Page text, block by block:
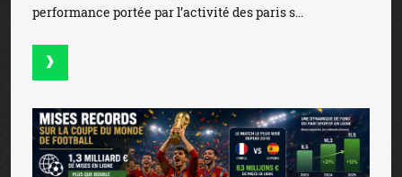
performance portée par l’activité des paris s...